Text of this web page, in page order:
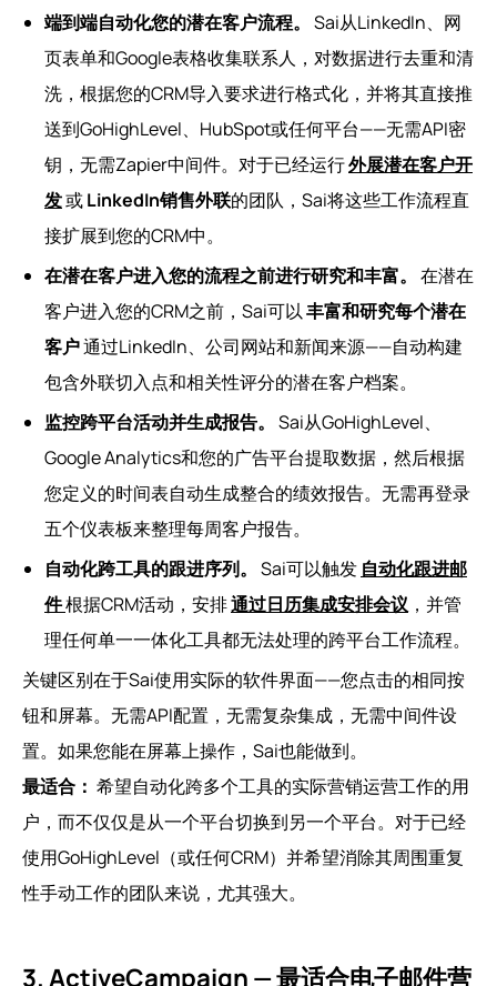
端到端自动化您的潜在客户流程。 Sai从LinkedIn、网
页表单和Google表格收集联系人，对数据进行去重和清
洗，根据您的CRM导入要求进行格式化，并将其直接推
送到GoHighLevel、HubSpot或任何平台——无需API密
钥，无需Zapier中间件。对于已经运行外展潜在客户开
发或LinkedIn销售外联的团队，Sai将这些工作流程直
接扩展到您的CRM中。
在潜在客户进入您的流程之前进行研究和丰富。 在潜在
客户进入您的CRM之前，Sai可以丰富和研究每个潜在
客户通过LinkedIn、公司网站和新闻来源——自动构建
包含外联切入点和相关性评分的潜在客户档案。
监控跨平台活动并生成报告。 Sai从GoHighLevel、
Google Analytics和您的广告平台提取数据，然后根据
您定义的时间表自动生成整合的绩效报告。无需再登录
五个仪表板来整理每周客户报告。
自动化跨工具的跟进序列。 Sai可以触发 自动化跟进邮
件根据CRM活动，安排通过日历集成安排会议 ，并管
理任何单一一体化工具都无法处理的跨平台工作流程。
关键区别在于Sai使用实际的软件界面——您点击的相同按
钮和屏幕。无需API配置，无需复杂集成，无需中间件设
置。如果您能在屏幕上操作，Sai也能做到。
最适合： 希望自动化跨多个工具的实际营销运营工作的用
户，而不仅仅是从一个平台切换到另一个平台。对于已经
使用GoHighLevel（或任何CRM）并希望消除其周围重复
性手动工作的团队来说，尤其强大。
3. ActiveCampaign — 最适合电子邮件营